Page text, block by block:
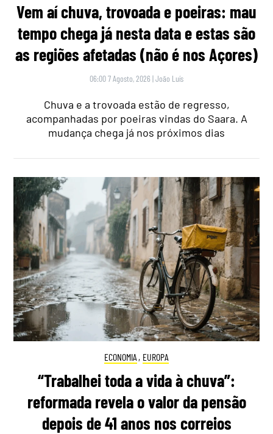
Vem aí chuva, trovoada e poeiras: mau
tempo chega já nesta data e estas são
as regiões afetadas (não é nos Açores)
06:00 7 Agosto, 2026 |João Luís
Chuva e a trovoada estão de regresso,
acompanhadas por poeiras vindas do Saara. A
mudança chega já nos próximos dias
ECONOMIA , EUROPA
“Trabalhei toda a vida à chuva”:
reformada revela o valor da pensão
depois de 41 anos nos correios